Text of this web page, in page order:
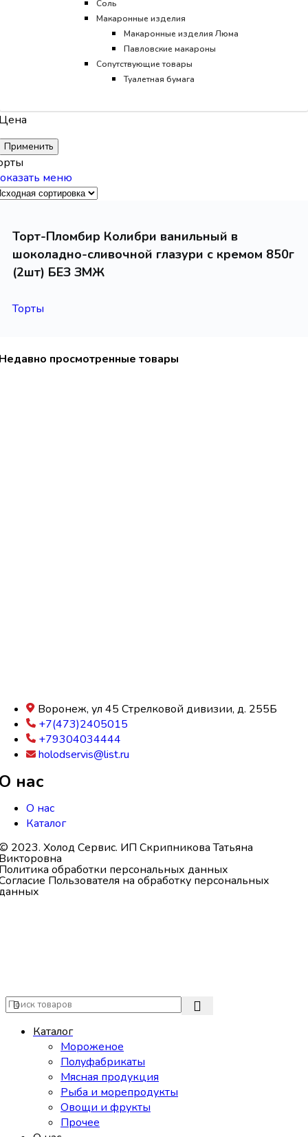
Соль
Макаронные изделия
Макаронные изделия Люма
Павловские макароны
Сопутствующие товары
Туалетная бумага
Применить
меню
Торт-Пломбир Колибри ванильный в
шоколадно-сливочной глазури с кремом 850г
(2шт) БЕЗ ЗМЖ
Торты
просмотренные товары
Воронеж, ул 45 Стрелковой дивизии, д. 255Б
+7(473)2405015
+79304034444
holodservis@list.ru
нас
О нас
Каталог
2023. Холод Сервис. ИП Скрипникова Татьяна
обработки персональных данных
Пользователя на обработку персональных
Каталог
Мороженое
Полуфабрикаты
Мясная продукция
Рыба и морепродукты
Овощи и фрукты
Прочее